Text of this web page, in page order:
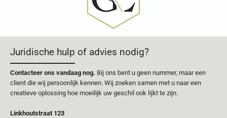
Juridische hulp of advies nodig?
Contacteer ons vandaag nog. Bij ons bent u geen nummer, maar een
client die wij persoonlijk kennen. Wij zoeken samen met u naar een
creatieve oplossing hoe moeilijk uw geschil ook lijkt te zijn.
Linkhoutstraat 123